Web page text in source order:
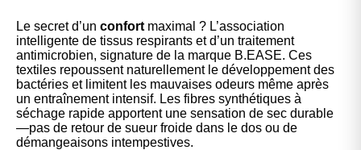
Le secret d’un confort maximal ? L’association
intelligente de tissus respirants et d’un traitement
antimicrobien, signature de la marque B.EASE. Ces
textiles repoussent naturellement le développement des
bactéries et limitent les mauvaises odeurs même après
un entraînement intensif. Les fibres synthétiques à
séchage rapide apportent une sensation de sec durable
—pas de retour de sueur froide dans le dos ou de
démangeaisons intempestives.